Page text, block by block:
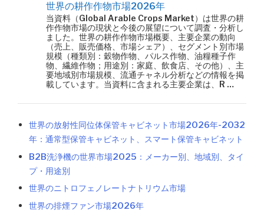
世界の耕作作物市場2026年
当資料（Global Arable Crops Market）は世界の耕
作作物市場の現状と今後の展望について調査・分析し
ました。世界の耕作作物市場概要、主要企業の動向
（売上、販売価格、市場シェア）、セグメント別市場
規模（種類別：穀物作物、パルス作物、油糧種子作
物、繊維作物；用途別：家庭、飲食店、その他）、主
要地域別市場規模、流通チャネル分析などの情報を掲
載しています。当資料に含まれる主要企業は、R …
世界の放射性同位体保管キャビネット市場2026年-2032
年：通常型保管キャビネット、スマート保管キャビネット
B2B洗浄機の世界市場2025：メーカー別、地域別、タイ
プ・用途別
世界のニトロフェノレートナトリウム市場
世界の排煙ファン市場2026年